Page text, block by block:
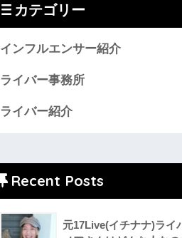
カテゴリー
インフルエンサー紹介
ライバー事務所
ライバー紹介
Recent Posts
元17Live(イチナナ)ライ